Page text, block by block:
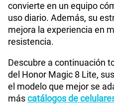
Peso
Bluetooth
Cámara de fotos Principal
convierte en un equipo
uso diario. Además, su
mejora la experiencia en
resistencia.
Descubre a continuación
del Honor Magic 8 Lite,
el modelo que mejor se
máscatálogos de